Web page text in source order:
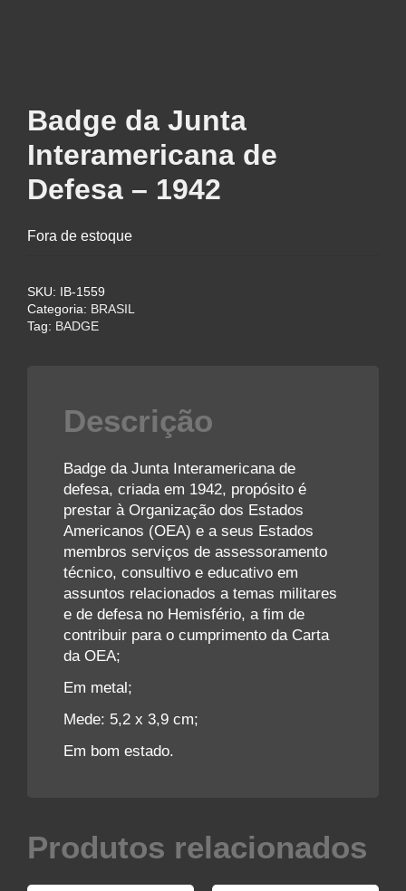
Badge da Junta
Interamericana de
Defesa – 1942
Fora de estoque
SKU:
IB-1559
Categoria: BRASIL
Tag: BADGE
Descrição
Badge da Junta Interamericana de
defesa, criada em 1942, propósito é
prestar à Organização dos Estados
Americanos (OEA) e a seus Estados
membros serviços de assessoramento
técnico, consultivo e educativo em
assuntos relacionados a temas militares
e de defesa no Hemisfério, a fim de
contribuir para o cumprimento da Carta
da OEA;
Em metal;
Mede: 5,2 x 3,9 cm;
Em bom estado.
Produtos relacionados